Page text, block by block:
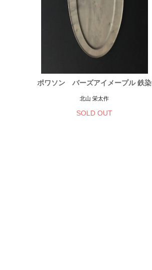
ポワソン バーズアイメープル 鉄染
北山 栄太作
SOLD OUT